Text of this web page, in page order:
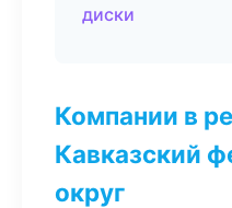
диски
Компании в
Кавказский
округ